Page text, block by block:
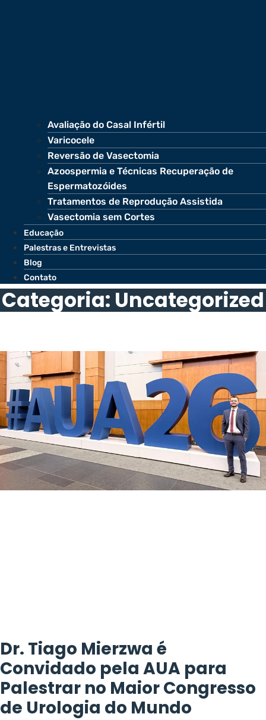
Avaliação do Casal Infértil
Varicocele
Reversão de Vasectomia
Azoospermia e Técnicas Recuperação de
Espermatozóides
Tratamentos de Reprodução Assistida
Vasectomia sem Cortes
Educação
Palestras e Entrevistas
Blog
Contato
Categoria: Uncategorized
Dr. Tiago Mierzwa é
Convidado pela AUA para
Palestrar no Maior Congresso
de Urologia do Mundo